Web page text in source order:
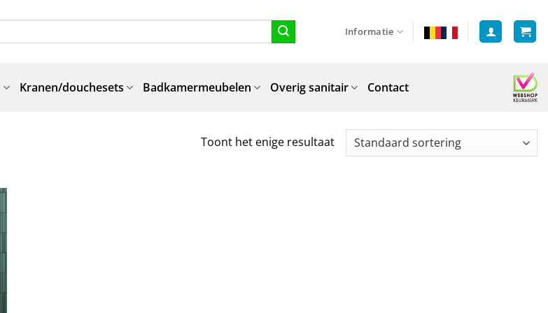
Informatie
Kranen/douchesets Badkamermeubelen Overig sanitair Contact
Toont het enige resultaat